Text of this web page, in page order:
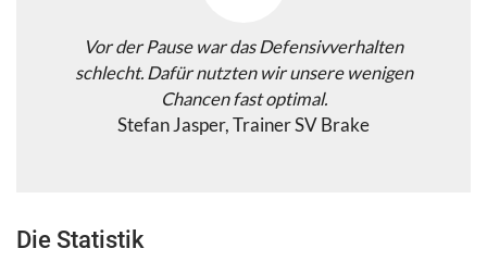
Vor der Pause war das Defensivverhalten
schlecht. Dafür nutzten wir unsere wenigen
Chancen fast optimal.
Stefan Jasper, Trainer SV Brake
Die Statistik